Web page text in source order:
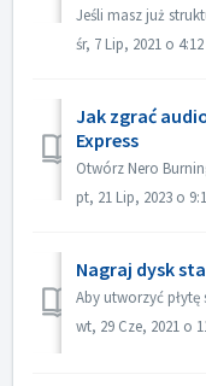
śr, 7 Lip, 2021 o
Jak zgrać
Express
pt, 21 Lip, 2023 o
Nagraj dysk
wt, 29 Cze, 2021 o